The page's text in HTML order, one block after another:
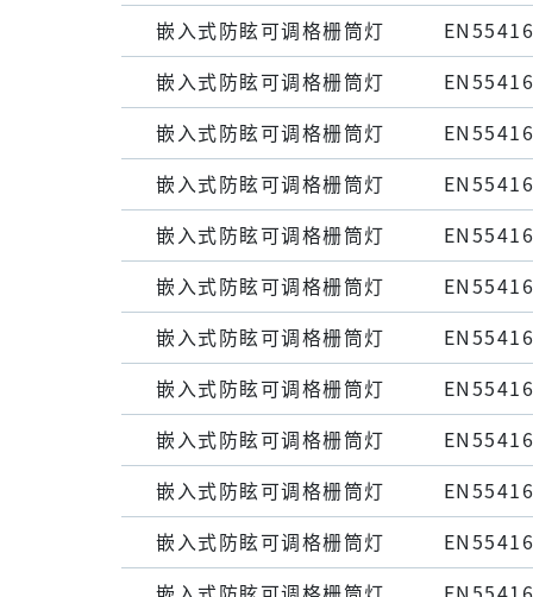
嵌⼊式防眩可调格栅筒灯
嵌⼊式防眩可调格栅筒灯
嵌⼊式防眩可调格栅筒灯
嵌⼊式防眩可调格栅筒灯
嵌⼊式防眩可调格栅筒灯
嵌⼊式防眩可调格栅筒灯
嵌⼊式防眩可调格栅筒灯
嵌⼊式防眩可调格栅筒灯
嵌⼊式防眩可调格栅筒灯
嵌⼊式防眩可调格栅筒灯
嵌⼊式防眩可调格栅筒灯